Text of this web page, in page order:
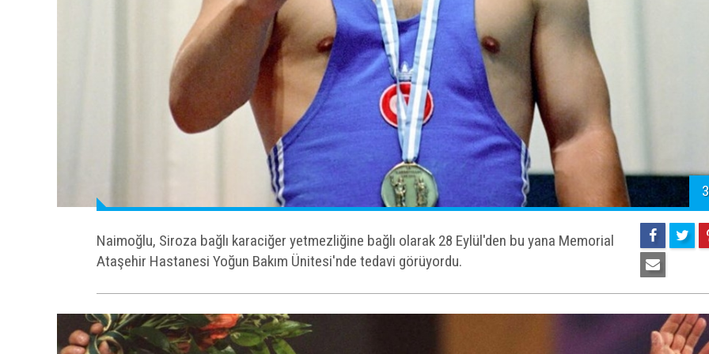
3
Naimoğlu, Siroza bağlı karaciğer yetmezliğine bağlı olarak 28 Eylül'den bu yana Memorial
Ataşehir Hastanesi Yoğun Bakım Ünitesi'nde tedavi görüyordu.